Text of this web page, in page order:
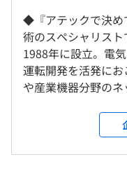
い、業務進捗などを
・開発期間はプロジ
いがフォローしつつ
いきます。
C言語、C++、C#、
C言語がメインとなり
て対応できるよう社
・交通費全額支給
・家賃手当
・職能手当
・家族手当（配偶者
・残業手当
研修の有無及び内容
新入社員研修、各種
強会など
自己啓発支援の有無
メンター制度の有無
キャリアコンサルテ
◆『アテックで決め
術のスペシャリスト
1988年に設立。電
運転開発を活発に
や産業機器分野の
ナー企業です。自
のCASE事業に関わ
い十分なお仕事です。 ◆自動運転を担う